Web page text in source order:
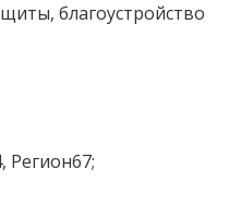
благоустройство
Регион67;